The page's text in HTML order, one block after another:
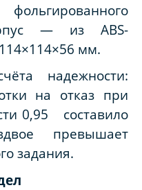
— из ABS-
мм.
надежности:
на отказ при
0,95 составило
превышает
задания.